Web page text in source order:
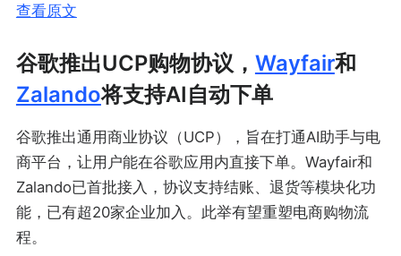
查看原文
谷歌推出UCP购物协议， Wayfair和
Zalando将支持AI自动下单
谷歌推出通用商业协议（UCP），旨在打通AI助手与电
商平台，让用户能在谷歌应用内直接下单。Wayfair和
Zalando已首批接入，协议支持结账、退货等模块化功
能，已有超20家企业加入。此举有望重塑电商购物流
程。